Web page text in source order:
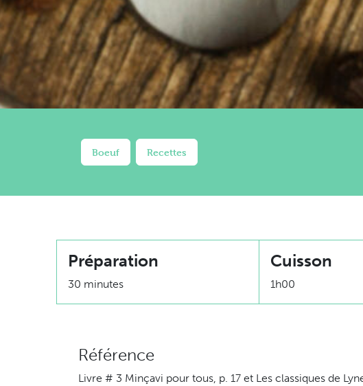
Boeuf Recettes
Préparation
30 minutes
Cuisson
1h00
Référence
Livre # 3 Minçavi pour tous, p. 17 et Les classiques de